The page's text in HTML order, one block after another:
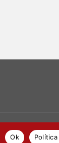
Ok